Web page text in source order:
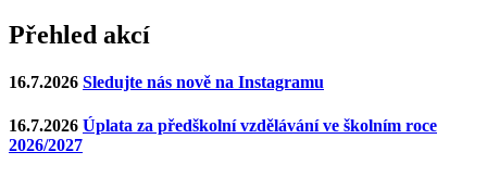
Přehled akcí
16.7.2026 Sledujte nás nově na Instagramu
16.7.2026 Úplata za předškolní vzdělávání ve školním roce
2026/2027